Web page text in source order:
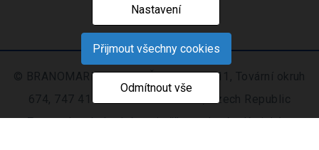
© BRANOMARKET s.r.o., IČO: 253 51 311, Tovární okruh
674, 747 41 Hradec nad Moravicí, Czech Republic
Zapsaná v obchodním rejstříku vedeném Krajským
Nastavení
Přijmout všechny cookies
Odmítnout vše